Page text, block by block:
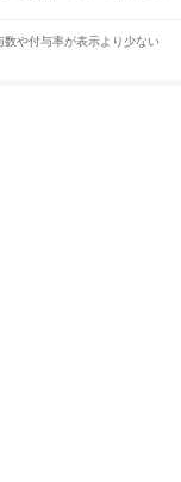
や付与率が表示より少ない